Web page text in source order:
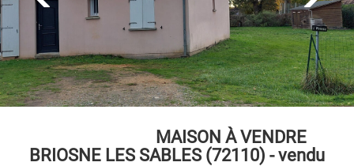
MAISON À VENDRE
BRIOSNE LES SABLES (72110) - vendu